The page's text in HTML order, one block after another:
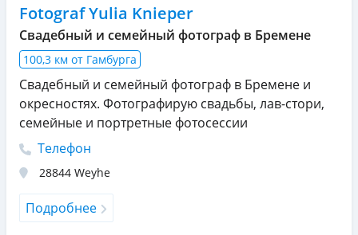
Fotograf Yulia Knieper
Свадебный и семейный фотограф в Бремене
100,3 км от Гамбурга
Свадебный и семейный фотограф в Бремене и
окресностях. Фотографирую свадьбы, лав-стори,
семейные и портретные фотосессии
Телефон
28844 Weyhe
Подробнее